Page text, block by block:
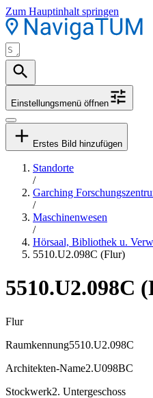
Zum Hauptinhalt springen
Einstellungsmenü öffnen
Erstes Bild hinzufügen
Standorte
/
Garching
/
Maschinenwesen
/
Hörsaal, Bibliothek u.
5510.U2.098C (Flur)
5510.U2.098C
Flur
Raumkennung5510.U2.098C
Architekten-Name2.U098BC
Stockwerk2. Untergeschoss